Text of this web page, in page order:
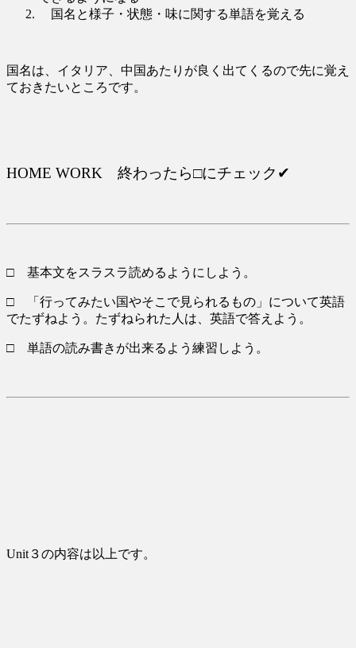
国名と様子・状態・味に関する単語を覚える
国名は、イタリア、中国あたりが良く出てくるので先に覚え
ておきたいところです。
HOME WORK 終わったら□にチェック✔
□ 基本文をスラスラ読めるようにしよう。
□ 「行ってみたい国やそこで見られるもの」について英語
でたずねよう。たずねられた人は、英語で答えよう。
□ 単語の読み書きが出来るよう練習しよう。
Unit３の内容は以上です。